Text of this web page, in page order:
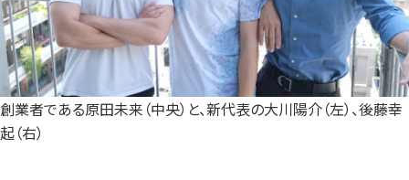
創業者である原田未来（中央）と、新代表の大川陽介（左）、後藤幸
起（右）